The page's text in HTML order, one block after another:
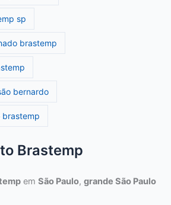
sp
brastemp
bernardo
Brastemp
emSão Paulo,grande São Paulo